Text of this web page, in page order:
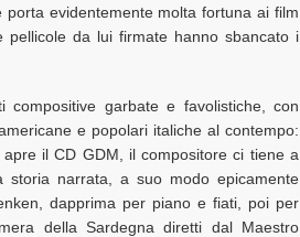
porta evidentemente molta fortuna ai film
pellicole da lui firmate hanno sbancato i
garbate e favolistiche, con
e popolari italiche al contempo:
il CD GDM, il compositore ci tiene a
narrata, a suo modo epicamente
dapprima per piano e fiati, poi per
della Sardegna diretti dal Maestro